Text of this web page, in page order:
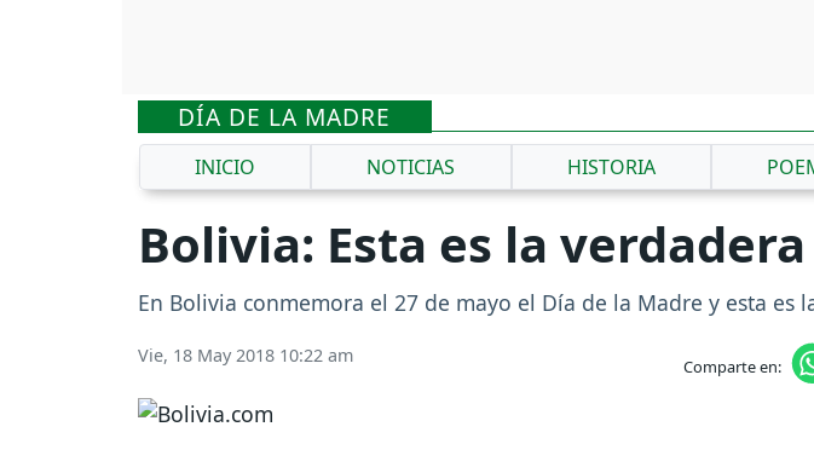
DÍA DE LA MADRE
INICIO NOTICIAS HISTORIA
Bolivia: Esta es la
En Bolivia conmemora el 27 de mayo el Día de la Madre y esta es
Vie, 18 May 2018 10:22 am Comparte en: